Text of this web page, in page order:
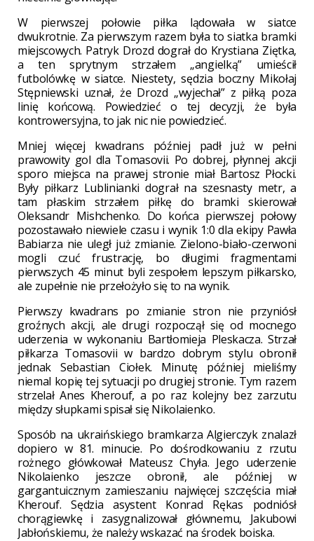
W pierwszej połowie piłka lądowała w siatce
dwukrotnie. Za pierwszym razem była to siatka bramki
miejscowych. Patryk Drozd dograł do Krystiana Ziętka,
a ten sprytnym strzałem „angielką” umieścił
futbolówkę w siatce. Niestety, sędzia boczny Mikołaj
Stępniewski uznał, że Drozd „wyjechał” z piłką poza
linię końcową. Powiedzieć o tej decyzji, że była
kontrowersyjna, to jak nic nie powiedzieć.
Mniej więcej kwadrans później padł już w pełni
prawowity gol dla Tomasovii. Po dobrej, płynnej akcji
sporo miejsca na prawej stronie miał Bartosz Płocki.
Były piłkarz Lublinianki dograł na szesnasty metr, a
tam płaskim strzałem piłkę do bramki skierował
Oleksandr Mishchenko. Do końca pierwszej połowy
pozostawało niewiele czasu i wynik 1:0 dla ekipy Pawła
Babiarza nie uległ już zmianie. Zielono-biało-czerwoni
mogli czuć frustrację, bo długimi fragmentami
pierwszych 45 minut byli zespołem lepszym piłkarsko,
ale zupełnie nie przełożyło się to na wynik.
Pierwszy kwadrans po zmianie stron nie przyniósł
groźnych akcji, ale drugi rozpoczął się od mocnego
uderzenia w wykonaniu Bartłomieja Pleskacza. Strzał
piłkarza Tomasovii w bardzo dobrym stylu obronił
jednak Sebastian Ciołek. Minutę później mieliśmy
niemal kopię tej sytuacji po drugiej stronie. Tym razem
strzelał Anes Kherouf, a po raz kolejny bez zarzutu
między słupkami spisał się Nikolaienko.
Sposób na ukraińskiego bramkarza Algierczyk znalazł
dopiero w 81. minucie. Po dośrodkowaniu z rzutu
rożnego główkował Mateusz Chyła. Jego uderzenie
Nikolaienko jeszcze obronił, ale później w
gargantuicznym zamieszaniu najwięcej szczęścia miał
Kherouf. Sędzia asystent Konrad Rękas podniósł
chorągiewkę i zasygnalizował głównemu, Jakubowi
Jabłońskiemu, że należy wskazać na środek boiska.